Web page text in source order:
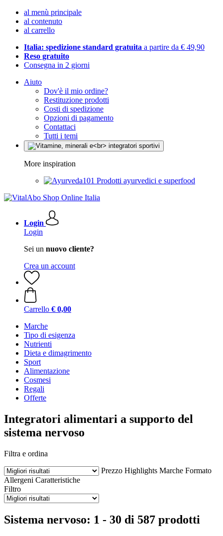
al menù principale
al contenuto
al carrello
Italia: spedizione standard gratuita a partire da € 49,90
Reso gratuito
Consegna in 2 giorni
Aiuto
Dov'è il mio ordine?
Restituzione prodotti
Costi di spedizione
Opzioni di pagamento
Contattaci
Tutti i temi
More inspiration
Prodotti ayurvedici e superfood
Login
Login
Sei un nuovo cliente?
Crea un account
Carrello € 0,00
Marche
Tipo di esigenza
Nutrienti
Dieta e dimagrimento
Sport
Alimentazione
Cosmesi
Regali
Offerte
Integratori alimentari a supporto del
sistema nervoso
Filtra e ordina
Prezzo Highlights Marche Formato
Allergeni Caratteristiche
Filtro
Sistema nervoso: 1 - 30 di 587 prodotti